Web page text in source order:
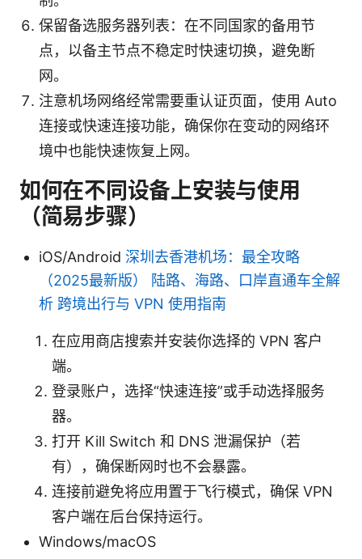
保留备选服务器列表：在不同国家的备用节
点，以备主节点不稳定时快速切换，避免断
网。
注意机场网络经常需要重认证页面，使用 Auto
连接或快速连接功能，确保你在变动的网络环
境中也能快速恢复上网。
如何在不同设备上安装与使用
（简易步骤）
iOS/Android 深圳去香港机场：最全攻略
（2025最新版） 陆路、海路、口岸直通车全解
析 跨境出行与 VPN 使用指南
在应用商店搜索并安装你选择的 VPN 客户
端。
登录账户，选择“快速连接”或手动选择服务
器。
打开 Kill Switch 和 DNS 泄漏保护（若
有），确保断网时也不会暴露。
连接前避免将应用置于飞行模式，确保 VPN
客户端在后台保持运行。
Windows/macOS